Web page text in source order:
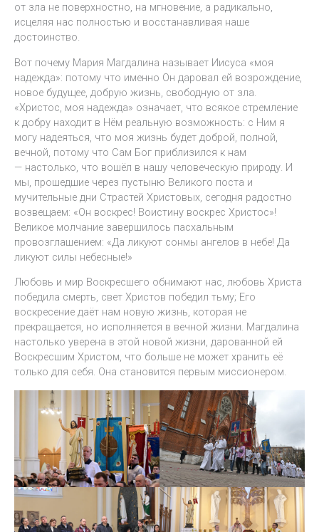
от зла ​​не поверхностно, на мгновение, а радикально,
исцеляя нас полностью и восстанавливая наше
достоинство.
Вот почему Мария Магдалина называет Иисуса «моя
надежда»: потому что именно Он даровал ей возрождение,
новое будущее, добрую жизнь, свободную от зла.
«Христос, моя надежда» означает, что всякое стремление
к добру находит в Нём реальную возможность: с Ним я
могу надеяться, что моя жизнь будет доброй, полной,
вечной, потому что Сам Бог приблизился к нам
— настолько, что вошёл в нашу человеческую природу. И
мы, прошедшие через пустыню Великого поста и
мучительные дни Страстей Христовых, сегодня радостно
возвещаем: «Он воскрес! Воистину воскрес Христос»!
Великое молчание завершилось пасхальным
провозглашением: «Да ликуют сонмы ангелов в небе! Да
ликуют силы небесные!»
Любовь и мир Воскресшего обнимают нас, любовь Христа
победила смерть, свет Христов победил тьму; Его
воскресение даёт нам новую жизнь, которая не
прекращается, но исполняется в вечной жизни. Магдалина
настолько уверена в этой новой жизни, дарованной ей
Воскресшим Христом, что больше не может хранить её
только для себя. Она становится первым миссионером.